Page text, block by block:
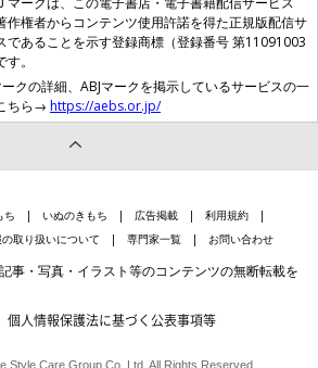
作権者からコンテンツ使用許諾を得た正規版配信サ
であることを示す登録商標（登録番号 第11091003
。
ークの詳細、ABJマークを掲示しているサービスの一
ちら→ https://aebs.or.jp/
ち いぬのきもち 広告掲載
利用規約
取り扱いについて 専門家一覧 お問い合わせ
事・写真・イラスト等のコンテンツの無断転載を
個人情報保護法に基づく公表事項等
Style Care Group Co.,Ltd. All Rights Reserved.